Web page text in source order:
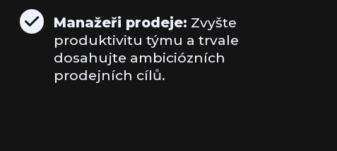
Manažeři prodeje: Zvyšte
produktivitu týmu a trvale
dosahujte ambiciózních
prodejních cílů.